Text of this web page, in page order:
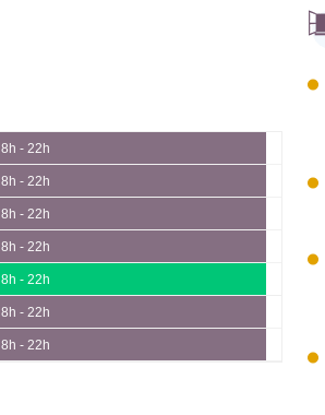
8h - 22h
8h - 22h
8h - 22h
8h - 22h
8h - 22h
8h - 22h
8h - 22h